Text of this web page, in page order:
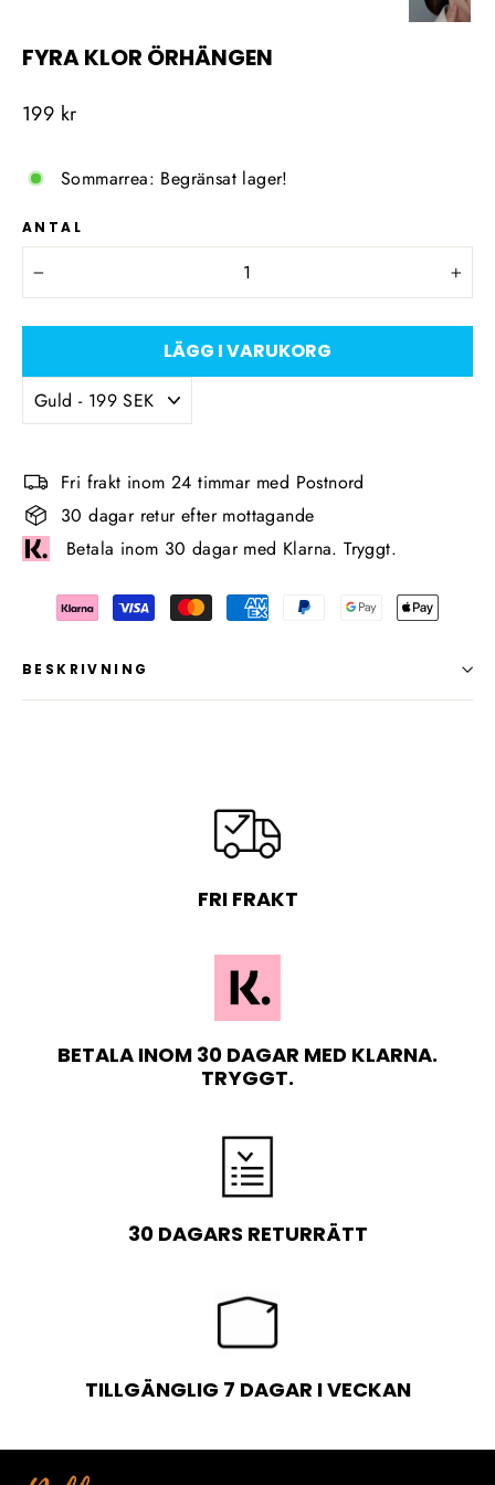
FYRA KLOR ÖRHÄNGEN
Ordinarie
199 kr
Sommarrea: Begränsat lager!
ANTAL
+
LÄGG I VARUKORG
Fri frakt inom 24 timmar med Postnord
30 dagar retur efter mottagande
Betala inom 30 dagar med Klarna. Tryggt.
BESKRIVNING
FRI FRAKT
BETALA INOM 30 DAGAR MED KLARNA.
TRYGGT.
30 DAGARS RETURRÄTT
TILLGÄNGLIG 7 DAGAR I VECKAN